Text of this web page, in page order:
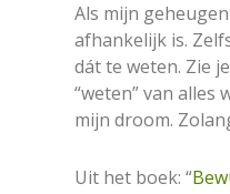
Als mijn
afhankelijk is.
dát te weten. Zie
“weten” van
mijn droom.
Uit het boek: “